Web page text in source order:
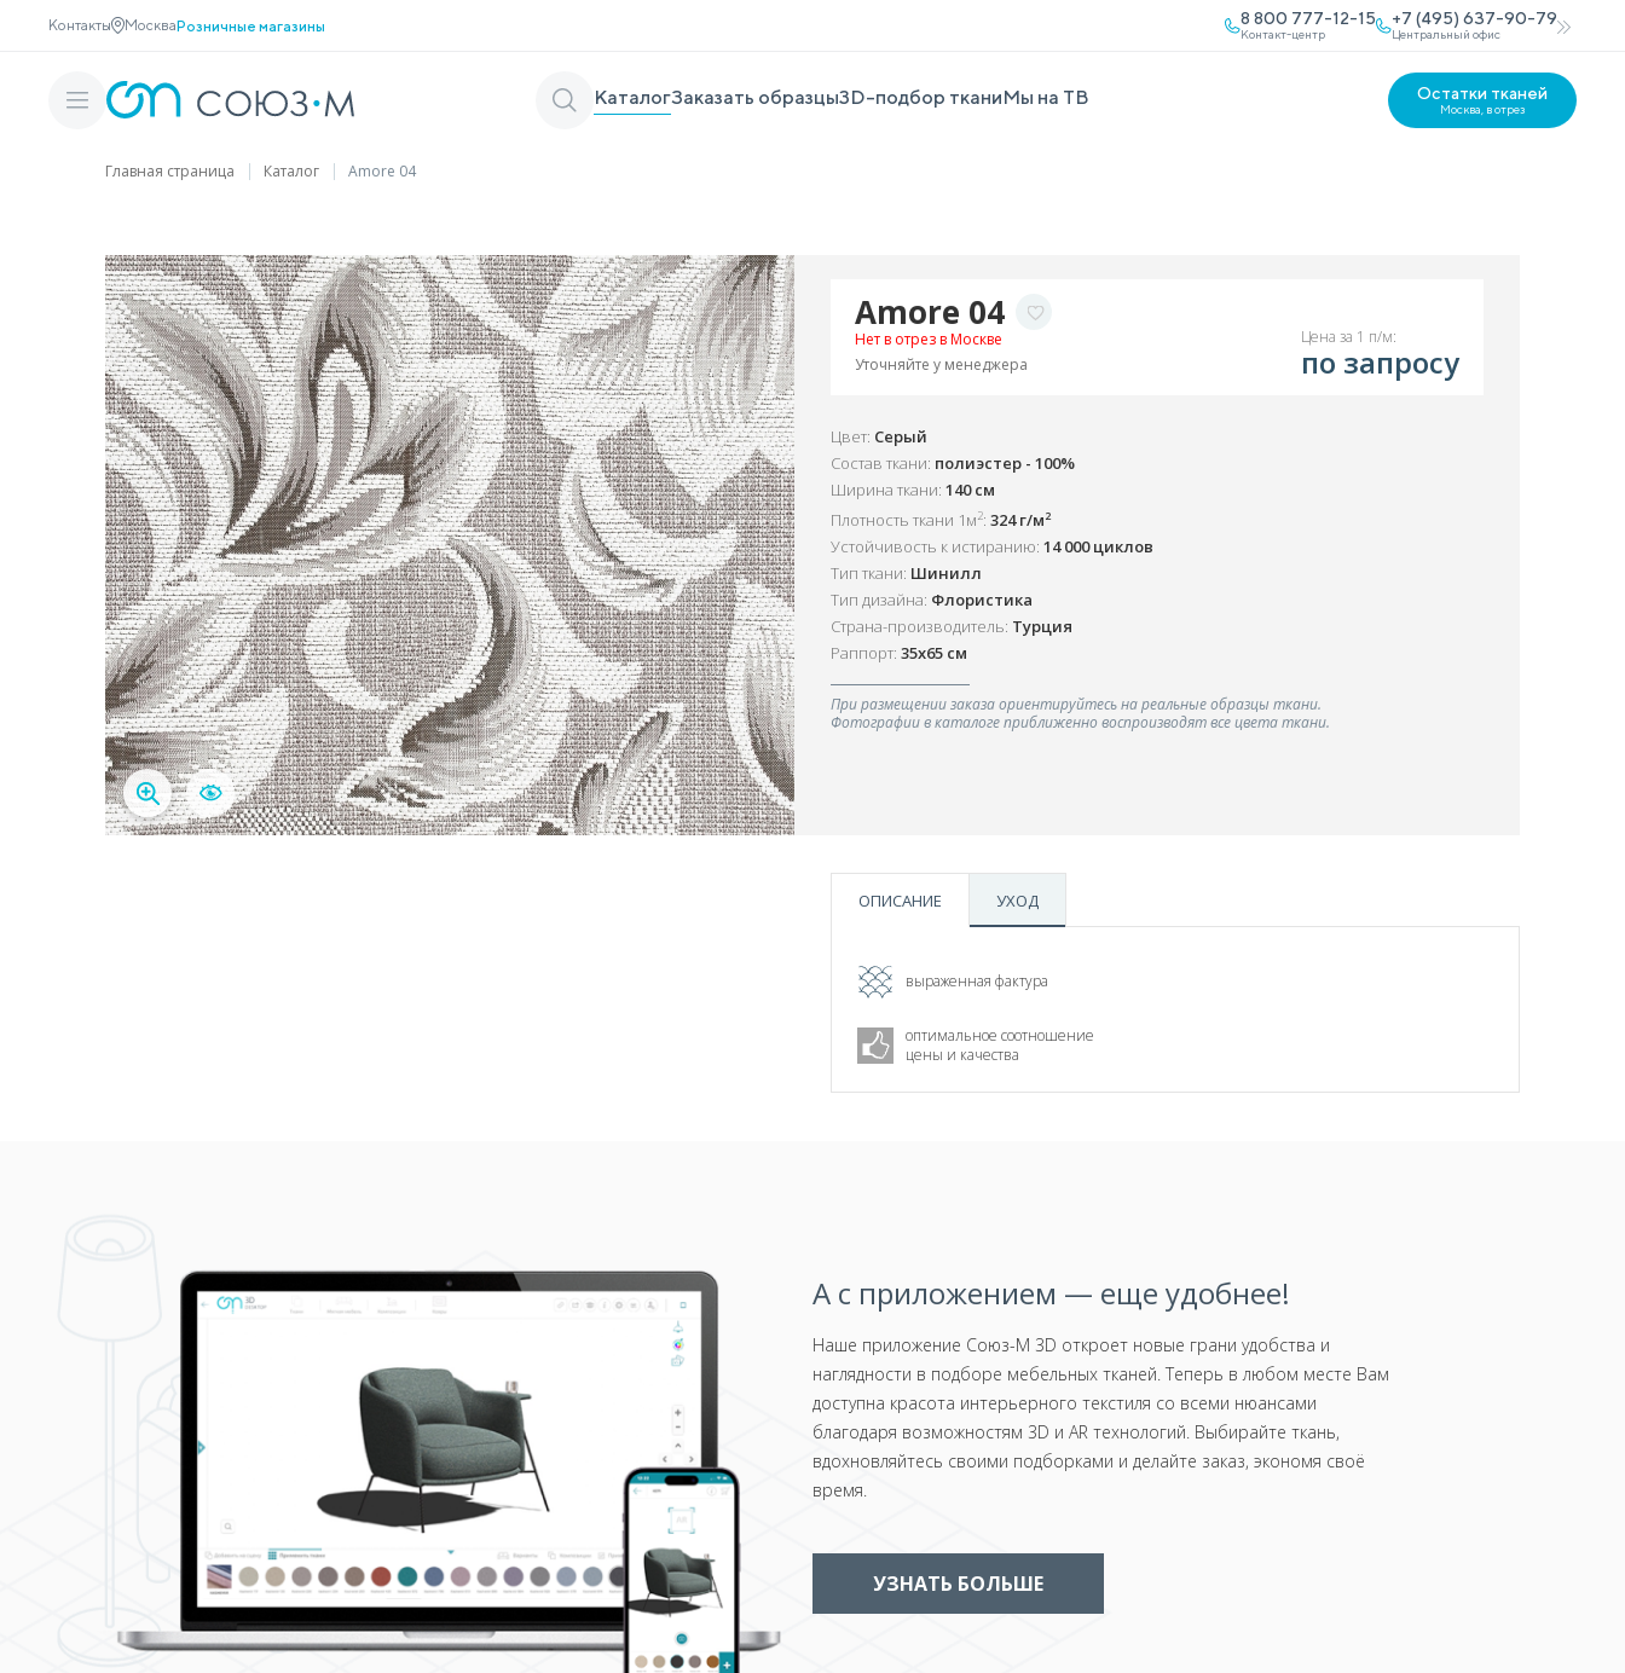
Контакты МоскваРозничные магазины 8 800 777-12-15
Контакт-центр
+7 (495) 637-90-79
Центральный офис
КаталогЗаказать образцы3D-подбор тканиМы на ТВ Остатки тканей
Москва, в отрез
Главная страница Каталог Amore 04
Amore 04
Нет в отрез в Москве
Уточняйте у менеджера
Цена за 1 п/м:
по запросу
Цвет: Серый
Состав ткани: полиэстер - 100%
Ширина ткани: 140 см
Плотность ткани 1м2: 324 г/м2
Устойчивость к истиранию: 14 000 циклов
Тип ткани: Шинилл
Тип дизайна: Флористика
Страна-производитель: Турция
Раппорт: 35х65 см
При размещении заказа ориентируйтесь на реальные образцы ткани.
Фотографии в каталоге приближенно воспроизводят все цвета ткани.
ОПИСАНИЕ УХОД
выраженная фактура
оптимальное соотношение
цены и качества
А с приложением — еще удобнее!
Наше приложение Союз-М 3D откроет новые грани удобства и
наглядности в подборе мебельных тканей. Теперь в любом месте Вам
доступна красота интерьерного текстиля со всеми нюансами
благодаря возможностям 3D и AR технологий. Выбирайте ткань,
вдохновляйтесь своими подборками и делайте заказ, экономя своё
время.
УЗНАТЬ БОЛЬШЕ